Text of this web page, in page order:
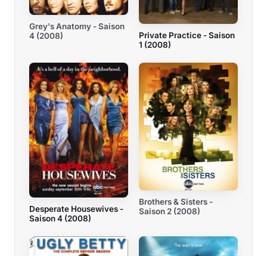
Grey's Anatomy - Saison
4 (2008)
Private Practice - Saison
1 (2008)
Desperate Housewives -
Saison 4 (2008)
Brothers & Sisters -
Saison 2 (2008)